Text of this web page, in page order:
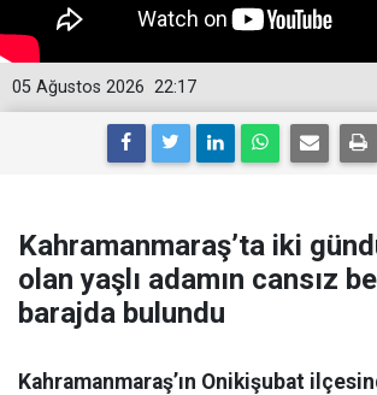
22:17
05 Ağustos 2026
Kahramanmaraş’ta iki
olan yaşlı adamın cansız
barajda bulundu
Kahramanmaraş’ın Onikişubat